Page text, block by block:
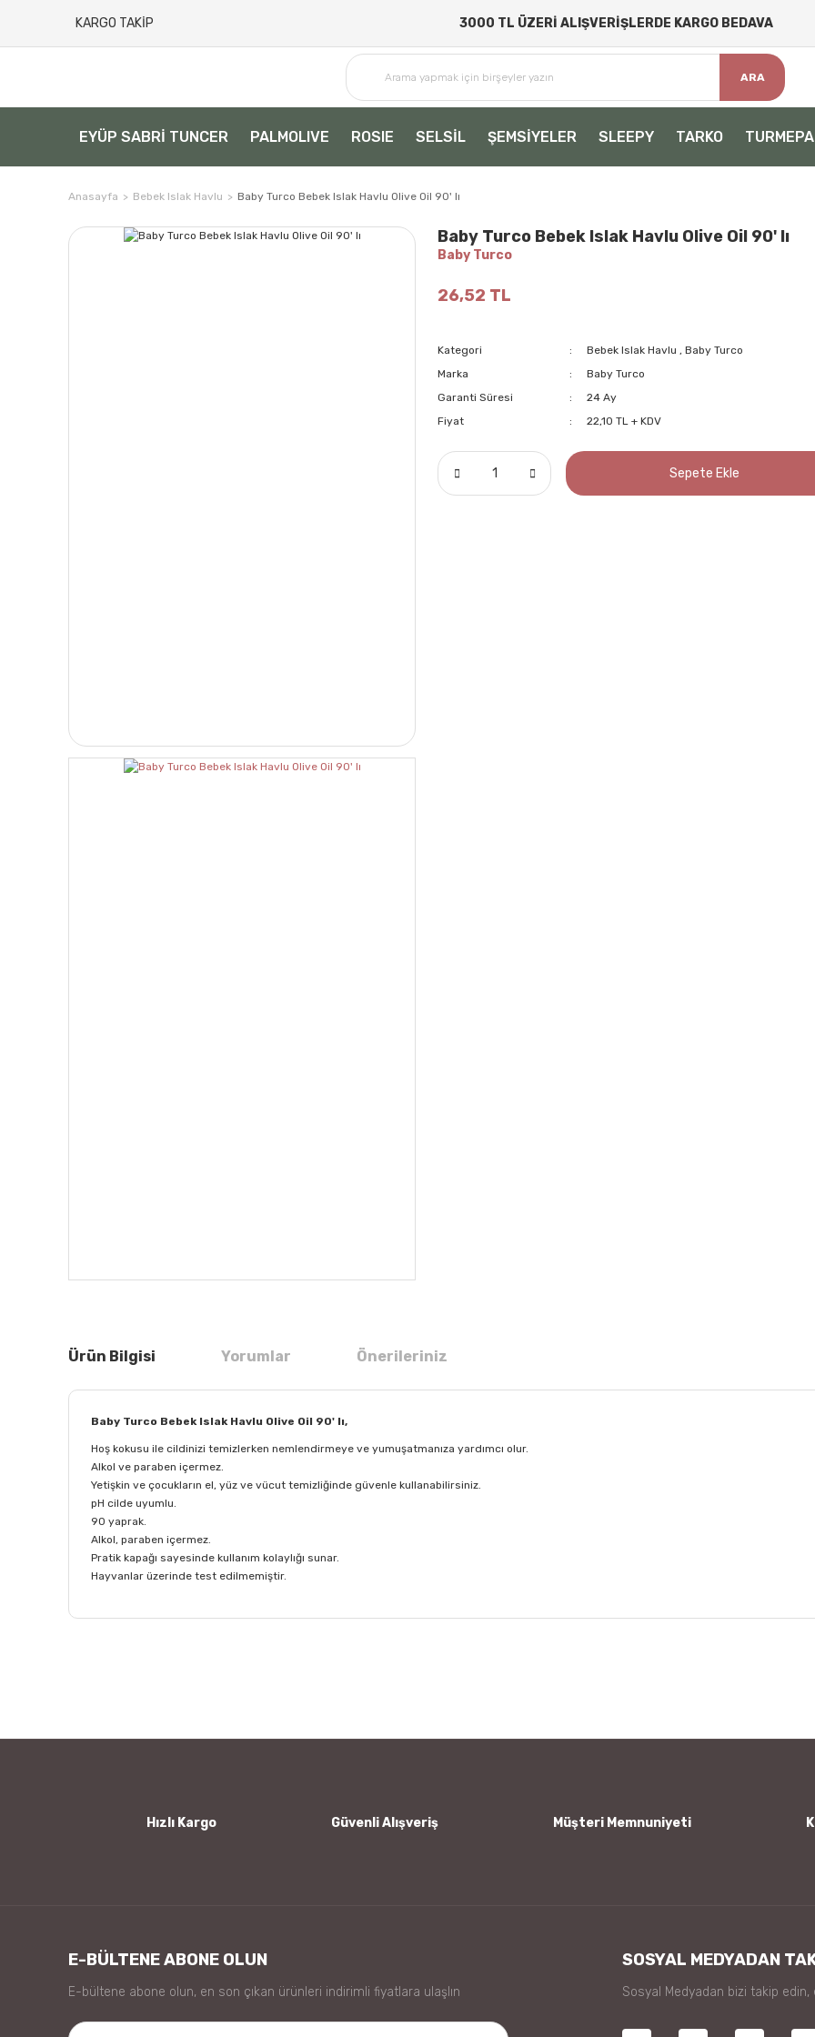
KARGO TAKİP 3000 TL ÜZERİ ALIŞVERİŞLERDE KARGO BEDAVA
ARA
EYÜP SABRİ TUNCER PALMOLIVE ROSIE SELSİL ŞEMSİYELER SLEEPY TARKO TURMEPA
Anasayfa Bebek Islak Havlu Baby Turco Bebek Islak Havlu Olive Oil 90' lı
Baby Turco Bebek Islak Havlu Olive Oil 90' lı
Baby Turco
26,52 TL
Kategori Bebek Islak Havlu ,Baby Turco
Marka
Baby Turco
Garanti Süresi
24 Ay
Fiyat
22,10 TL + KDV
Sepete Ekle
Ürün Bilgisi Yorumlar Önerileriniz
Baby Turco Bebek Islak Havlu Olive Oil 90' lı,
Hoş kokusu ile cildinizi temizlerken nemlendirmeye ve yumuşatmanıza yardımcı olur.
Alkol ve paraben içermez.
Yetişkin ve çocukların el, yüz ve vücut temizliğinde güvenle kullanabilirsiniz.
pH cilde uyumlu.
90 yaprak.
Alkol, paraben içermez.
Pratik kapağı sayesinde kullanım kolaylığı sunar.
Hayvanlar üzerinde test edilmemiştir.
Hızlı Kargo Güvenli Alışveriş Müşteri Memnuniyeti
E-BÜLTENE ABONE OLUN
E-bültene abone olun, en son çıkan ürünleri indirimli fiyatlara ulaşlın
SOSYAL MEDYADAN
Sosyal Medyadan bizi takip edin,